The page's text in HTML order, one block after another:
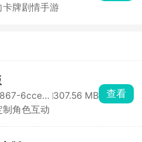
牌剧情手游
v2026.2.3p3-1867-6cce167d74-Release 307.56 MB
制角色互动
查看